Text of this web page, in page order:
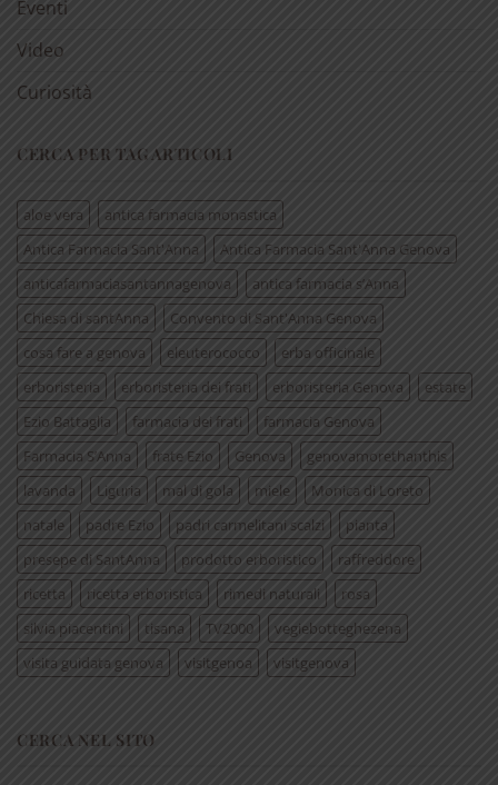
Eventi
Video
Curiosità
CERCA PER TAG ARTICOLI
aloe vera
antica farmacia monastica
Antica Farmacia Sant'Anna
Antica Farmacia Sant'Anna Genova
anticafarmaciasantannagenova
antica farmacia s’Anna
Chiesa di santAnna
Convento di Sant'Anna Genova
cosa fare a genova
eleuterococco
erba officinale
erboristeria
erboristeria dei frati erboristeria Genova
estate
Ezio Battaglia
farmacia dei frati
farmacia Genova
Farmacia S’Anna
frate Ezio Genova
genovamorethanthis
lavanda
Liguria mal di gola miele
Monica di Loreto
natale
padre Ezio padri carmelitani scalzi
pianta
presepe di SantAnna
prodotto erboristico
raffreddore
ricetta
ricetta erboristica rimedi naturali
rosa
silvia piacentini
tisana TV2000
vegiebotteghezena
visita guidata genova
visitgenoa visitgenova
CERCA NEL SITO